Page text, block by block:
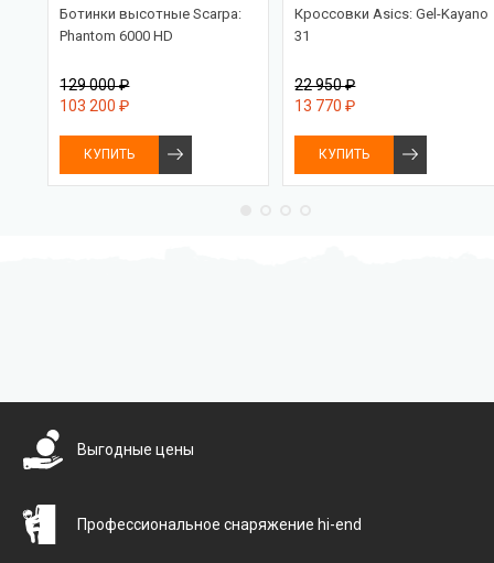
Ботинки высотные Scarpa:
Phantom 6000 HD
129 000 ₽
103 200 ₽
КУПИТЬ
Кроссовки Asics: Gel-Kayano
31
22 950 ₽
13 770 ₽
КУПИТЬ
Выгодные цены
Профессиональное снаряжение hi-end